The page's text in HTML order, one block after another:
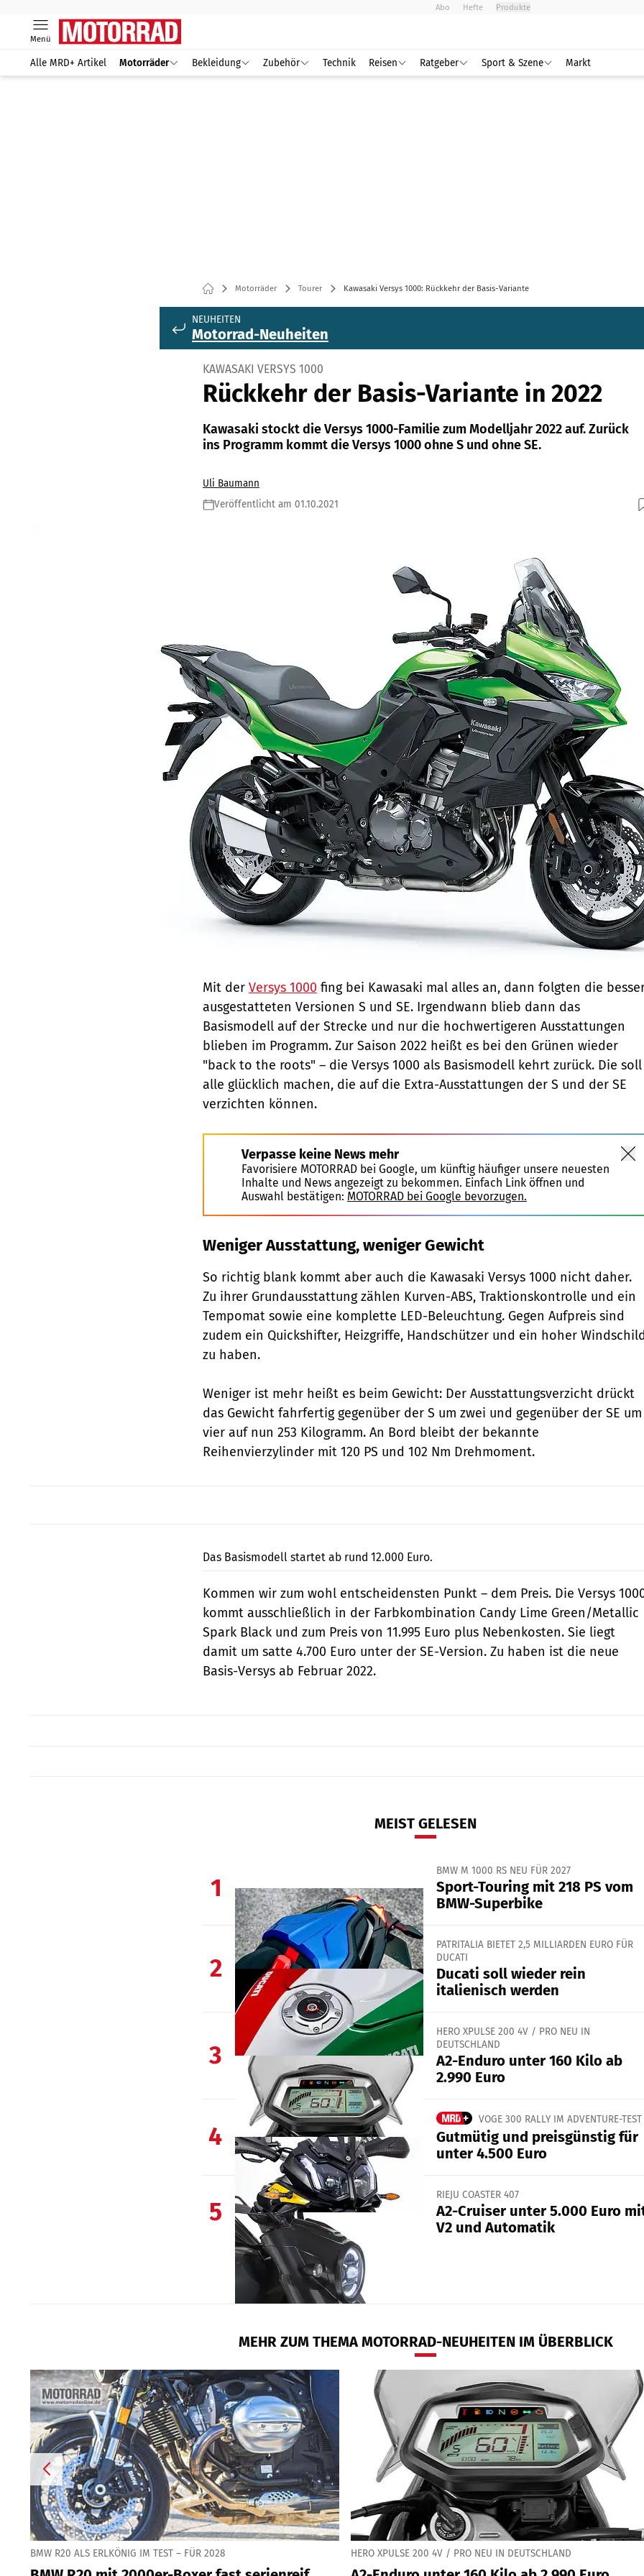
Abo Hefte Produkte
Menü
Alle MRD+ Artikel Motorräder Bekleidung Zubehör Technik Reisen Ratgeber Sport & Szene Markt
Motorräder Tourer Kawasaki Versys 1000: Rückkehr der Basis-Variante
NEUHEITEN
Motorrad-Neuheiten
KAWASAKI VERSYS 1000
Rückkehr der Basis-Variante in 2022
Kawasaki stockt die Versys 1000-Familie zum Modelljahr 2022 auf. Zurück
ins Programm kommt die Versys 1000 ohne S und ohne SE.
Uli Baumann
Veröffentlicht am 01.10.2021
Mit der Versys 1000 fing bei Kawasaki mal alles an, dann folgten die
ausgestatteten Versionen S und SE. Irgendwann blieb dann das
Basismodell auf der Strecke und nur die hochwertigeren Ausstattungen
blieben im Programm. Zur Saison 2022 heißt es bei den Grünen wieder
"back to the roots" – die Versys 1000 als Basismodell kehrt zurück. Die soll
alle glücklich machen, die auf die Extra-Ausstattungen der S und der SE
verzichten können.
Verpasse keine News mehr
Favorisiere MOTORRAD bei Google, um künftig häufiger unsere neuesten
Inhalte und News angezeigt zu bekommen. Einfach Link öffnen und
Auswahl bestätigen: MOTORRAD bei Google bevorzugen.
Weniger Ausstattung, weniger Gewicht
So richtig blank kommt aber auch die Kawasaki Versys 1000 nicht daher.
Zu ihrer Grundausstattung zählen Kurven-ABS, Traktionskontrolle und ein
Tempomat sowie eine komplette LED-Beleuchtung. Gegen Aufpreis sind
zudem ein Quickshifter, Heizgriffe, Handschützer und ein hoher Windschild
zu haben.
Weniger ist mehr heißt es beim Gewicht: Der Ausstattungsverzicht drückt
das Gewicht fahrfertig gegenüber der S um zwei und gegenüber der SE um
vier auf nun 253 Kilogramm. An Bord bleibt der bekannte
Reihenvierzylinder mit 120 PS und 102 Nm Drehmoment.
Das Basismodell startet ab rund 12.000 Euro.
Kommen wir zum wohl entscheidensten Punkt – dem Preis. Die Versys
kommt ausschließlich in der Farbkombination Candy Lime Green/Metallic
Spark Black und zum Preis von 11.995 Euro plus Nebenkosten. Sie liegt
damit um satte 4.700 Euro unter der SE-Version. Zu haben ist die neue
Basis-Versys ab Februar 2022.
MEIST GELESEN
1
BMW M 1000 RS NEU FÜR 2027
Sport-Touring mit 218 PS vom
BMW-Superbike
2
PATRITALIA BIETET 2,5 MILLIARDEN EURO FÜR
DUCATI
Ducati soll wieder rein
italienisch werden
3
HERO XPULSE 200 4V / PRO NEU IN
DEUTSCHLAND
A2-Enduro unter 160 Kilo ab
2.990 Euro
4
VOGE 300 RALLY IM ADVENTURE-TEST
Gutmütig und preisgünstig für
unter 4.500 Euro
5
RIEJU COASTER 407
A2-Cruiser unter 5.000 Euro
V2 und Automatik
MEHR ZUM THEMA MOTORRAD-NEUHEITEN IM ÜBERBLICK
BMW R20 ALS ERLKÖNIG IM TEST – FÜR 2028 HERO XPULSE 200 4V / PRO NEU IN DEUTSCHLAND